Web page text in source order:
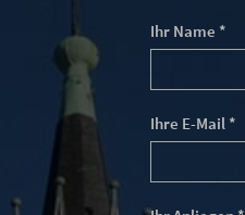
Ihr Name *
Ihre E-Mail *